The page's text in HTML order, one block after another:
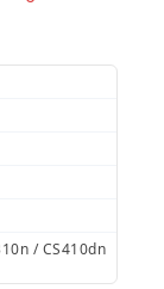
/ CS410dn